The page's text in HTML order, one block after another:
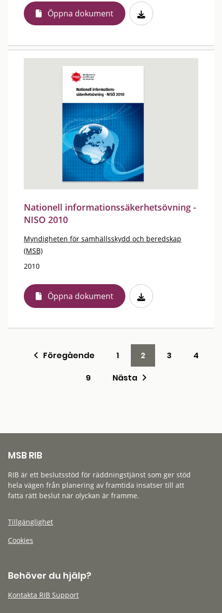
Öppna dokument
Nationell informationssäkerhetsövning -
NISO 2010
Myndigheten för samhällsskydd och beredskap
(MSB)
2010
Öppna dokument
Föregående 1 2 3
4
9
Nästa
MSB RIB
RIB är ett beslutsstöd för räddningstjänst som ger stöd
hela vägen från planering av framtida insatser till att
fatta rätt beslut när olyckan är framme.
Tillgänglighet
Cookies
Behöver du hjälp?
Kontakta RIB Support